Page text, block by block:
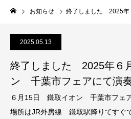
お知らせ 終了しました 2025年６月15日
2025.05.13
終了しました 2025年６
ン 千葉市フェアにて演
６月15日 鎌取イオン 千葉市フェ
場所はJR外房線 鎌取駅降りてすぐ